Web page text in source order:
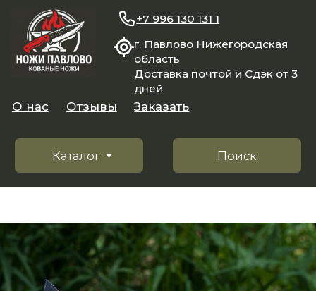
область
Доставка почтой и Сдэк от 3
Поиск
Каталог
Заказать
+7 996 130 131 1